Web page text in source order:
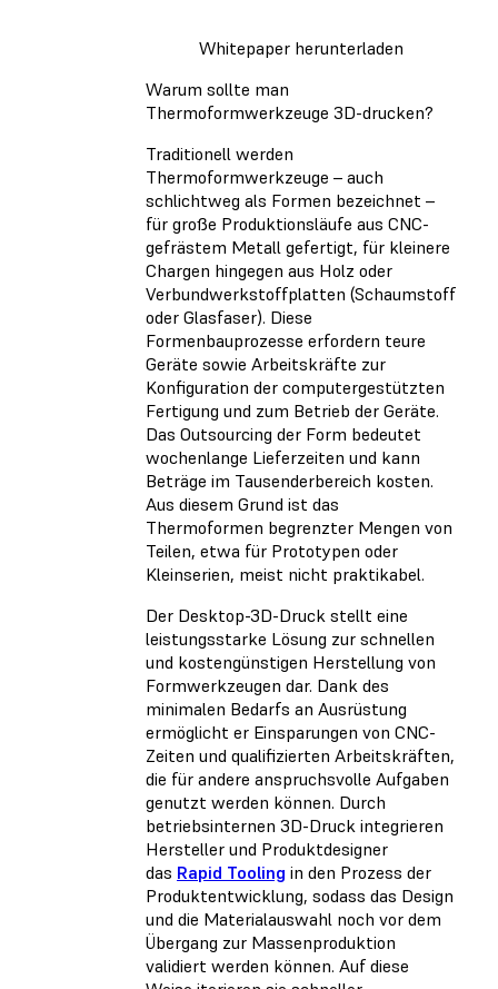
Whitepaper herunterladen
Warum sollte man
Thermoformwerkzeuge 3D-drucken?
Traditionell werden
Thermoformwerkzeuge – auch
schlichtweg als Formen bezeichnet –
für große Produktionsläufe aus CNC-
gefrästem Metall gefertigt, für kleinere
Chargen hingegen aus Holz oder
Verbundwerkstoffplatten (Schaumstoff
oder Glasfaser). Diese
Formenbauprozesse erfordern teure
Geräte sowie Arbeitskräfte zur
Konfiguration der computergestützten
Fertigung und zum Betrieb der Geräte.
Das Outsourcing der Form bedeutet
wochenlange Lieferzeiten und kann
Beträge im Tausenderbereich kosten.
Aus diesem Grund ist das
Thermoformen begrenzter Mengen von
Teilen, etwa für Prototypen oder
Kleinserien, meist nicht praktikabel.
Der Desktop-3D-Druck stellt eine
leistungsstarke Lösung zur schnellen
und kostengünstigen Herstellung von
Formwerkzeugen dar. Dank des
minimalen Bedarfs an Ausrüstung
ermöglicht er Einsparungen von CNC-
Zeiten und qualifizierten Arbeitskräften,
die für andere anspruchsvolle Aufgaben
genutzt werden können. Durch
betriebsinternen 3D-Druck integrieren
Hersteller und Produktdesigner
das Rapid Tooling in den Prozess der
Produktentwicklung, sodass das Design
und die Materialauswahl noch vor dem
Übergang zur Massenproduktion
validiert werden können. Auf diese